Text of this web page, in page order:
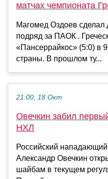
матчах чемпионата
Магомед Оздоев сделал
подряд за ПАОК .
«Пансеррайкос» (5:0) в
страны. В прошлом ту...
21:00, 18 Окт
Овечкин забил
НХЛ
Российский
Александр Овечкин
шайбам в текущем